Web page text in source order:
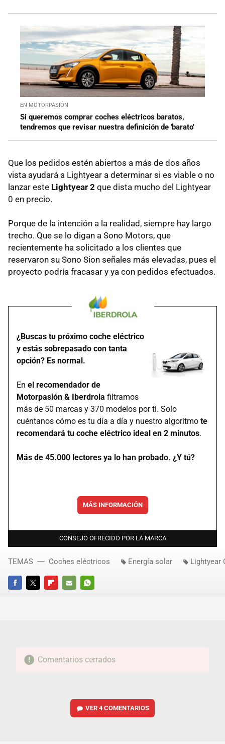
EN MOTORPASIÓN
Si queremos comprar coches eléctricos baratos,
tendremos que revisar nuestra definición de 'barato'
Que los pedidos estén abiertos a más de dos años
vista ayudará a Lightyear a determinar si es viable o no
lanzar este Lightyear 2 que dista mucho del Lightyear
0 en precio.
Porque de la intención a la realidad, siempre hay largo
trecho. Que se lo digan a Sono Motors, que
recientemente ha solicitado a los clientes que
reservaron su Sono Sion señales más elevadas, pues el
proyecto podría fracasar y ya con pedidos efectuados.
¿Buscas tu próximo coche eléctrico
y estás sobrepasado con tanta
opción? Es normal.
En el recomendador de
Motorpasión & Iberdrola filtramos
más de 50 marcas y 370 modelos por ti. Solo
cuéntanos cómo es tu día a día y nuestro algoritmo te
recomendará tu coche eléctrico ideal en 2 minutos.
Más de 45.000 lectores ya lo han probado. ¿Y tú?
MÁS INFORMACIÓN
CONSEJO OFRECIDO POR LA MARCA
FACEBOOKTWITTERFLIPBOARD
E-
WHATSAPP
TEMAS Coches eléctricos Energía solar Lightyear
Comentarios cerrados
VER4 COMENTARIOS